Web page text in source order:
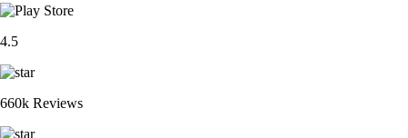
4.5
660k Reviews